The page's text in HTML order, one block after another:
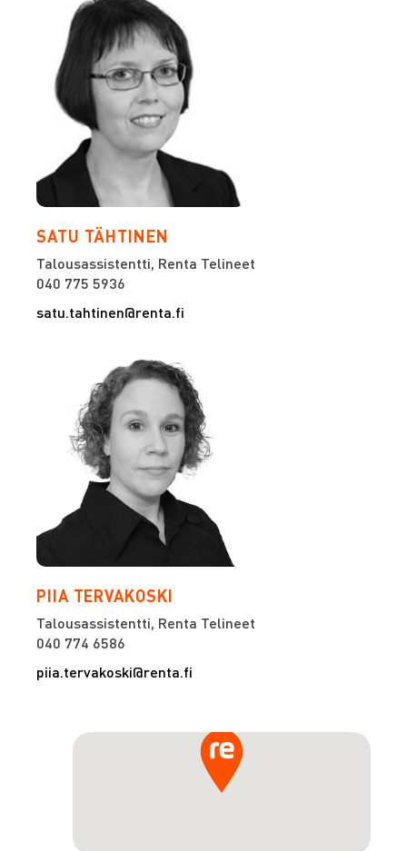
SATU TÄHTINEN
Talousassistentti, Renta Telineet
040 775 5936
satu.tahtinen@renta.fi
PIIA TERVAKOSKI
Talousassistentti, Renta Telineet
040 774 6586
piia.tervakoski@renta.fi